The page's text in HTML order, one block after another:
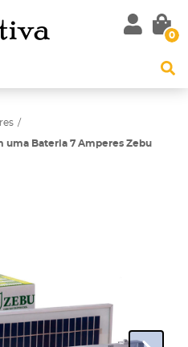
0
uma Bateria 7 Amperes Zebu